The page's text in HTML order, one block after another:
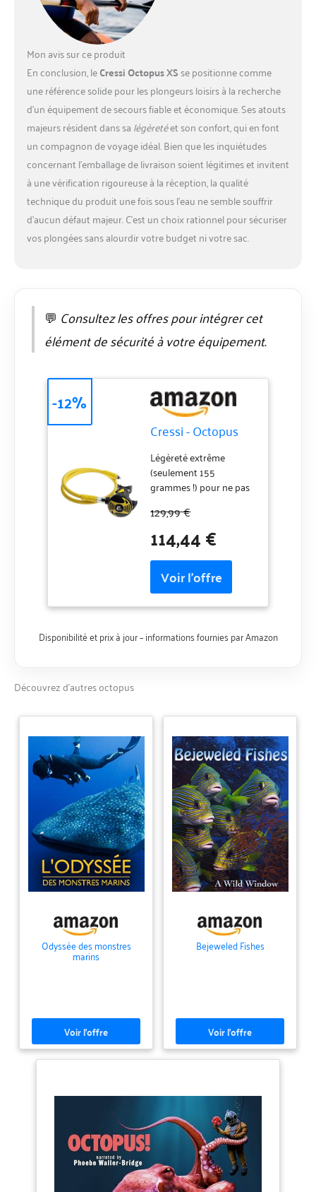
Mon avis sur ce produit
En conclusion, leCressi Octopus XSse positionne comme
une référence solide pour les plongeurs loisirs à la recherche
d’un équipement de secours fiable et économique. Ses atouts
majeurs résident dans sa légèretéet son confort, qui en font
un compagnon de voyage idéal. Bien que les inquiétudes
concernant l’emballage de livraison soient légitimes et invitent
à une vérification rigoureuse à la réception, la qualité
technique du produit une fois sous l’eau ne semble souffrir
d’aucun défaut majeur. C’est un choix rationnel pour sécuriser
vos plongées sans alourdir votre budget ni votre sac.
💬 Consultez les offres pour intégrer cet
élément de sécurité à votre équipement.
Cressi - Octopus
Légèreté extrême
(seulement 155
grammes !) pour ne pas
mandibulaires et
améliorer la portée. Tout
nouveau design
ergonomique
confortable dans la
bouche et pendant les
mouvements rapides de
résistance du boîtier aux
système d'assemblage
des parties en plastique
par encastrements
micrométriques pour ne
pas forcer les matériaux
et garantir une longue
durée et une facilité
d'inspection.
129,99 €
114,44 €
-12%
Disponibilité et prix à jour – informations fournies par Amazon
Découvrez d’autres octopus
Odyssée des monstres
marins
Bejeweled Fishes